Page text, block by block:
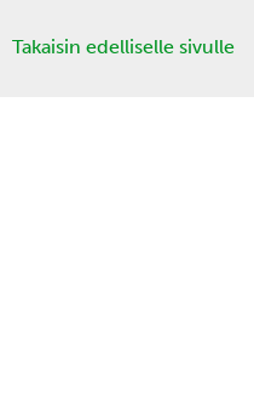
Takaisin edelliselle sivulle